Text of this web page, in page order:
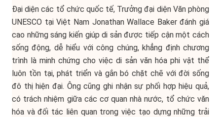
Đại diện các tổ chức quốc tế, Trưởng đại diện Văn phòng
UNESCO tại Việt Nam Jonathan Wallace Baker đánh giá
cao những sáng kiến giúp di sản được tiếp cận một cách
sống động, dễ hiểu với công chúng, khẳng định chương
trình là minh chứng cho việc di sản văn hóa phi vật thể
luôn tồn tại, phát triển và gắn bó chặt chẽ với đời sống
đô thị hiện đại. Ông cũng ghi nhận sự phối hợp hiệu quả,
có trách nhiệm giữa các cơ quan nhà nước, tổ chức văn
hóa và đối tác liên quan trong việc tạo dựng những trải